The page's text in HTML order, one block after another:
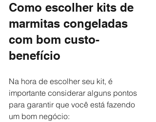
Como escolher kits de
marmitas congeladas
com bom custo-
benefício
Na hora de escolher seu kit, é
importante considerar alguns pontos
para garantir que você está fazendo
um bom negócio: